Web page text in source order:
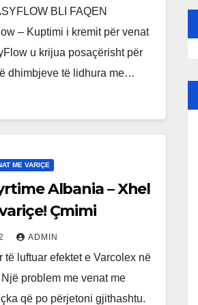
BLI FAQEN
– Kuptimi i kremit për venat
u krijua posaçërisht për
dhimbjeve të lidhura me…
ME VARIÇE
Albania – Xhel
Çmimi
ADMIN
të luftuar efektet e Varcolex në
problem me venat me
që po përjetoni gjithashtu.